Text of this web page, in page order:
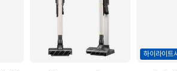
하이라이트